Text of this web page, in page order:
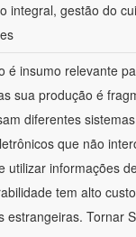
integral, gestão do
é insumo relevante
sua produção é
diferentes
que não
utilizar informações
tem alto
estrangeiras. Tornar